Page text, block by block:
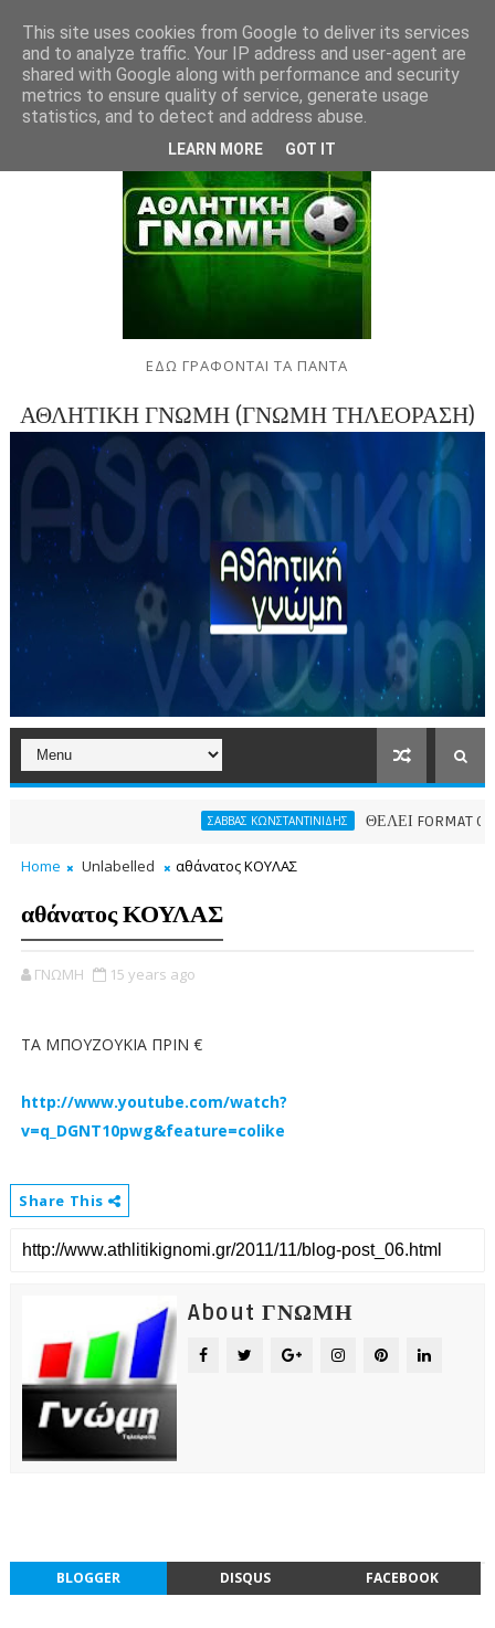
ΕΔΩ ΓΡΑΦΟΝΤΑΙ ΤΑ ΠΑΝΤΑ
ΑΘΛΗΤΙΚΗ ΓΝΩΜΗ (ΓΝΩΜΗ ΤΗΛΕΟΡΑΣΗ)
ΣΑΒΒΑΣ ΚΩΝΣΤΑΝΤΙΝΙΔΗΣ ΘΕΛΕΙ FORMAT O ΑΡΗΣ
Home Unlabelled αθάνατος ΚΟΥΛΑΣ
αθάνατος ΚΟΥΛΑΣ
ΓΝΩΜΗ 15 years ago
ΤΑ ΜΠΟΥΖΟΥΚΙΑ ΠΡΙΝ €
http://www.youtube.com/watch?
v=q_DGNT10pwg&feature=colike
Share This
About ΓΝΩΜΗ
BLOGGER DISQUS FACEBOOK
This site uses cookies from Google to deliver its services
and to analyze traffic. Your IP address and user-agent are
shared with Google along with performance and security
metrics to ensure quality of service, generate usage
statistics, and to detect and address abuse.
LEARN MORE GOT IT